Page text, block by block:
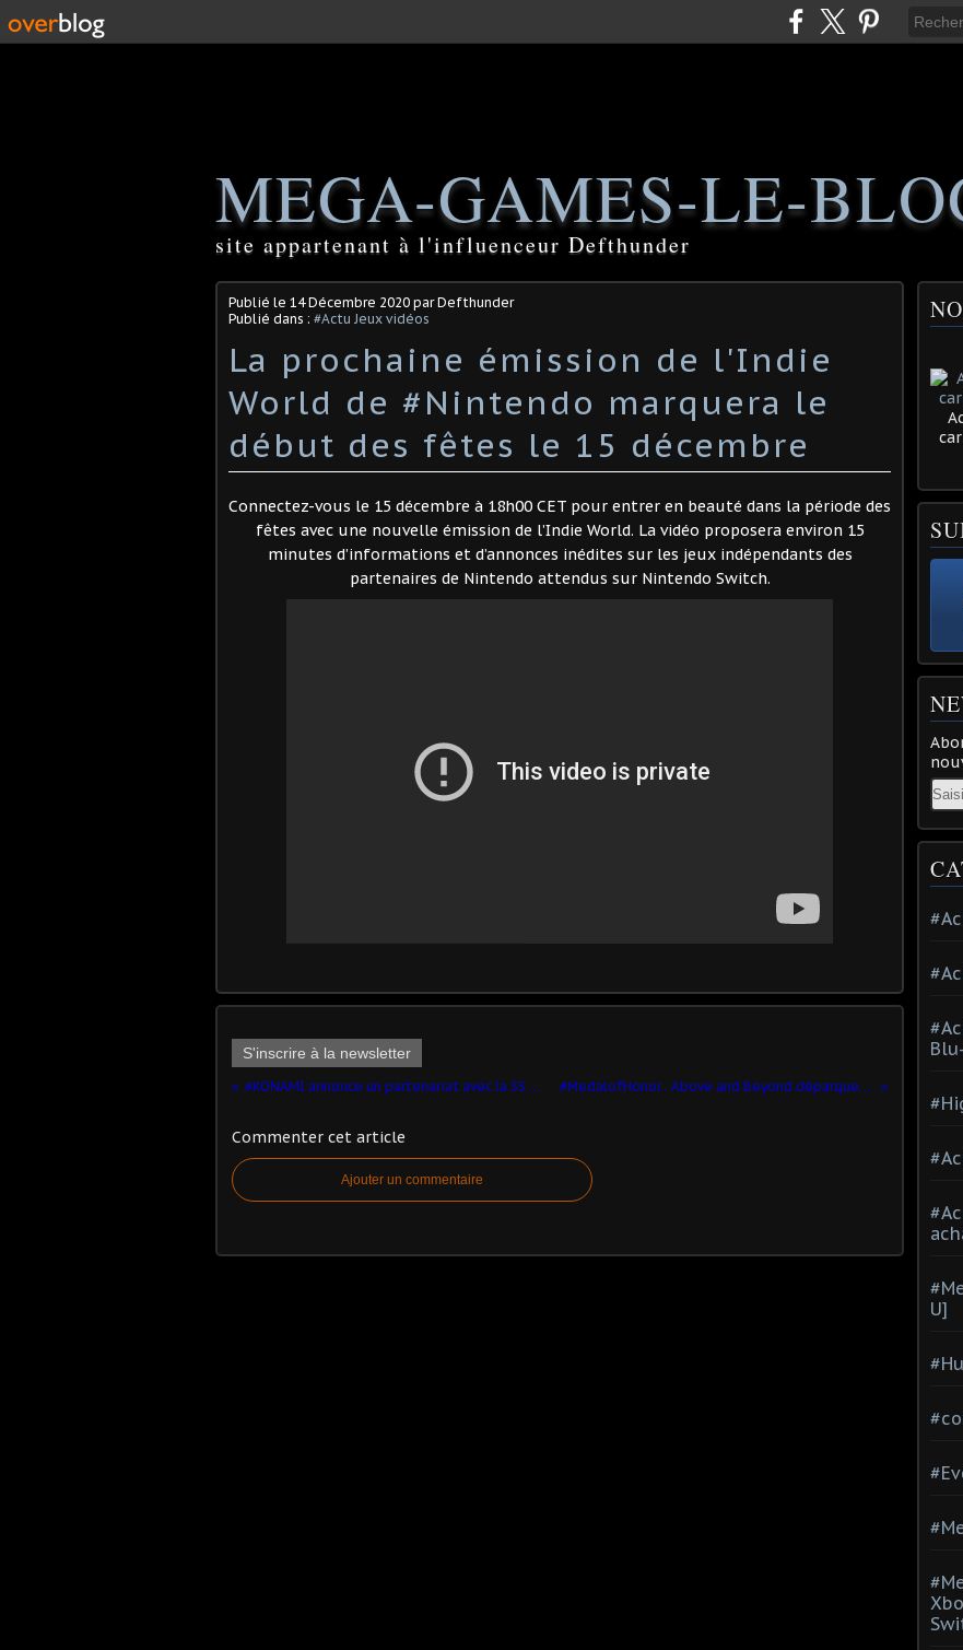
MEGA-GAMES-LE-
site appartenant à l'influenceur Defthunder
Publié le 14 Décembre 2020 par Defthunder
Publié dans : #Actu Jeux vidéos
La prochaine émission de l'Indie
World de #Nintendo marquera le
début des fêtes le 15 décembre
Connectez-vous le 15 décembre à 18h00 CET pour entrer en beauté dans la période des
fêtes avec une nouvelle émission de l’Indie World. La vidéo proposera environ 15
minutes d’informations et d’annonces inédites sur les jeux indépendants des
partenaires de Nintendo attendus sur Nintendo Switch.
S'inscrire à la newsletter
#KONAMI annonce un partenariat avec la SS #Lazio #MedalofHonor : Above and Beyond déparque sur PC
Commenter cet article
Ajouter un commentaire
U]